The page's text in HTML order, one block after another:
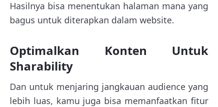
Hasilnya bisa menentukan halaman mana yang
bagus untuk diterapkan dalam website.
Optimalkan Konten Untuk
Sharability
Dan untuk menjaring jangkauan audience yang
lebih luas, kamu juga bisa memanfaatkan fitur